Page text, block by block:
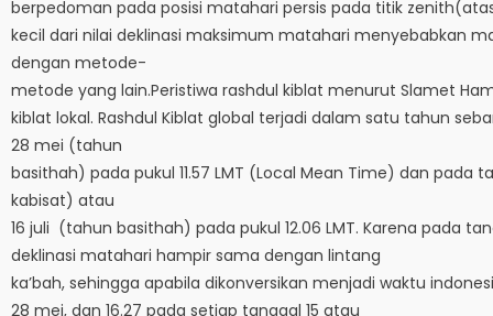
berpedoman pada posisi matahari persis pada titik
kecil dari nilai deklinasi maksimum matahari menyebabkan
dengan metode-
metode yang lain.Peristiwa rashdul kiblat menurut Slamet
kiblat lokal. Rashdul Kiblat global terjadi dalam satu tahun
28 mei (tahun
basithah) pada pukul 11.57 LMT (Local Mean Time) dan pada
kabisat) atau
16 juli (tahun basithah) pada pukul 12.06 LMT. Karena pada
deklinasi matahari hampir sama dengan lintang
ka’bah, sehingga apabila dikonversikan menjadi waktu
28 mei, dan 16.27 pada setiap tanggal 15 atau